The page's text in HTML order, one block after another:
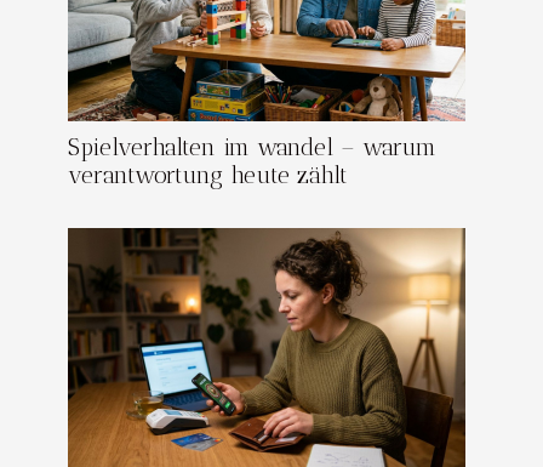
Spielverhalten im wandel – warum
verantwortung heute zählt